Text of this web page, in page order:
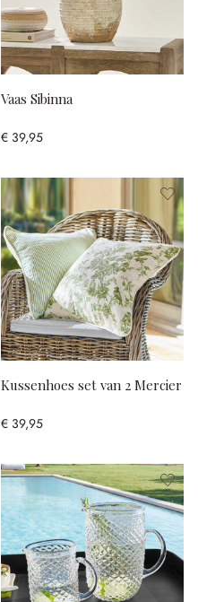
Vaas Sibinna
€ 39,95
Kussenhoes set van 2 Mercier
€ 39,95